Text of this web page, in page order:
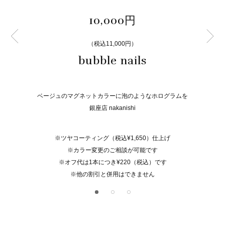
10,000円
（税込11,000円）
bubble nails
ベージュのマグネットカラーに泡のようなホログラムを
銀座店 nakanishi
※ツヤコーティング（税込¥1,650）仕上げ
※カラー変更のご相談が可能です
※オフ代は1本につき¥220（税込）です
※他の割引と併用はできません